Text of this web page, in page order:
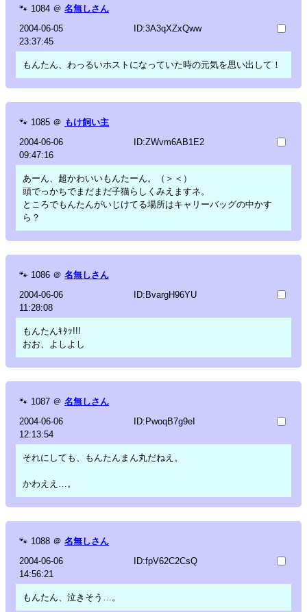
🐾 1084 ＠ 名無しさん
2004-06-05
23:37:45
ID:3A3qXZxQww
もんたん、わっるいホストになっていた時の元気を思い出して！
🐾 1085 ＠ もけ飼い主
2004-06-06
09:47:16
ID:ZWvm6AB1E2
あーん、超かわいいもんたーん。（＞＜）
頭でっかちでまだまだ子猫らしくみえますネ。
ところでもんたんがいじけてる場所はキャリーバッグの中かす
ら？
🐾 1086 ＠ 名無しさん
2004-06-06
11:28:08
ID:BvargH96YU
もんたんｷﾀｯ!!!
おお、よしよし
🐾 1087 ＠ 名無しさん
2004-06-06
12:13:54
ID:PwoqB7g9eI
それにしても、もんたんまん丸だねえ。
かわええ…。
🐾 1088 ＠ 名無しさん
2004-06-06
14:56:21
ID:fpV62C2CsQ
もんたん、泣きそう…。